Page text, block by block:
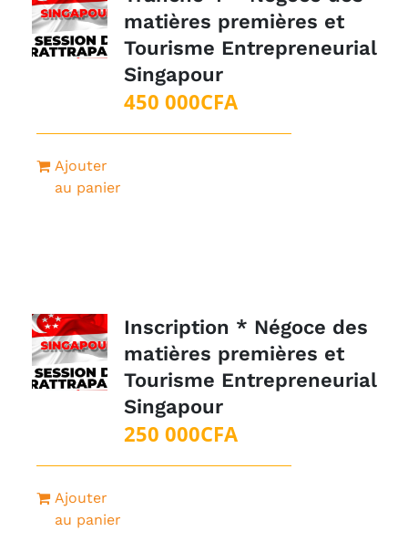
matières premières et
Tourisme Entrepreneurial
Singapour
450 000CFA
Ajouter
au panier
Inscription * Négoce des
matières premières et
Tourisme Entrepreneurial
Singapour
250 000CFA
Ajouter
au panier